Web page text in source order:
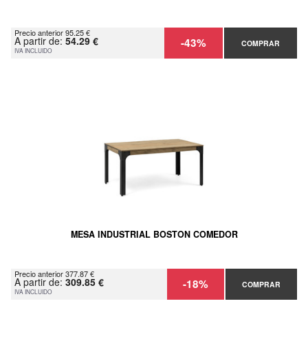
Precio anterior 95.25 €
A partir de: 54.29 €
IVA INCLUIDO -43% COMPRAR
MESA INDUSTRIAL BOSTON COMEDOR
Precio anterior 377.87 €
A partir de: 309.85 €
IVA INCLUIDO -18% COMPRAR